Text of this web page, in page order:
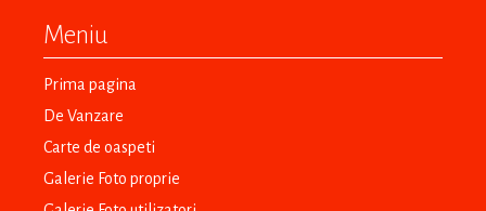
Meniu
Prima pagina
De Vanzare
Carte de oaspeti
Galerie Foto proprie